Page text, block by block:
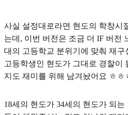
사실 설정대로라면 현도의 학창시
는데, 이번 버전은 조금 더 IF 버전
대의 고등학교 분위기에 맞춰 재구
고등학생인 현도가 그대로 경찰이
지도 재미를 위해 남겨놨어요 ㅎㅎ
18세의 현도가 34세의 현도가 되